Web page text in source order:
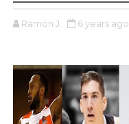
Ramón J. 6 years ago